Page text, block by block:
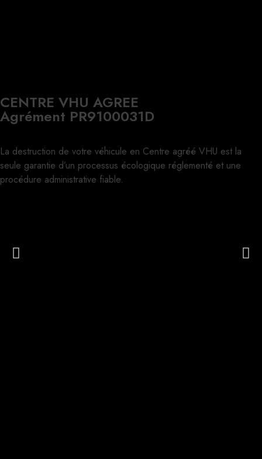
CENTRE VHU AGREE
Agrément PR9100031D
La destruction de votre véhicule en Centre agréé VHU est la
seule garantie d’un processus écologique réglementé et une
procédure administrative fiable.